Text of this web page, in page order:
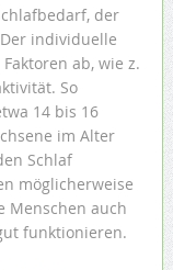
der
individuelle
ab, wie z.
So
14 bis 16
im Alter
Schlaf
möglicherweise
Menschen auch
funktionieren.